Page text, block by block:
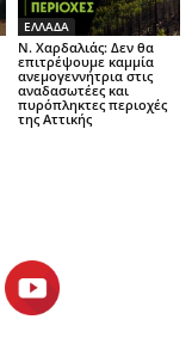
ΕΛΛΑΔΑ
Ν. Χαρδαλιάς: Δεν θα
επιτρέψουμε καμμία
ανεμογεννήτρια στις
αναδασωτέες και
πυρόπληκτες περιοχές
της Αττικής